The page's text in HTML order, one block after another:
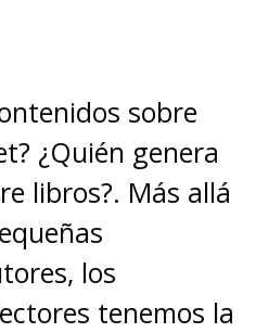
sobre
¿Quién genera
libros?. Más allá
los
tenemos la